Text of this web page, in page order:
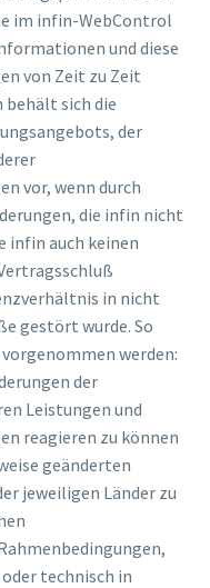
im infin-WebControl
und diese
von Zeit zu Zeit
behält sich die
der
vor, wenn durch
die infin nicht
infin auch keinen
in nicht
gestört wurde. So
werden:
der
Leistungen und
reagieren zu können
geänderten
jeweiligen Länder zu
technisch in